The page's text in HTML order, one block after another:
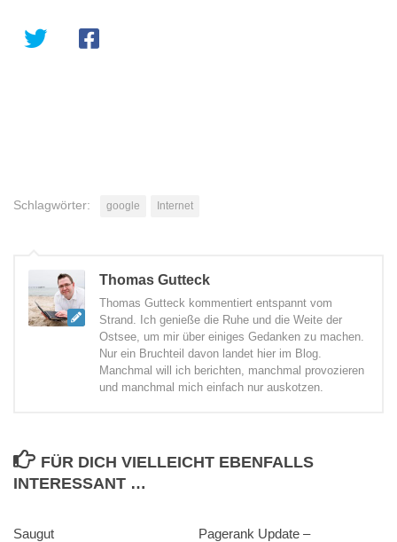
Schlagwörter: google Internet
Thomas Gutteck
Thomas Gutteck kommentiert entspannt vom
Strand. Ich genieße die Ruhe und die Weite der
Ostsee, um mir über einiges Gedanken zu machen.
Nur ein Bruchteil davon landet hier im Blog.
Manchmal will ich berichten, manchmal provozieren
und manchmal mich einfach nur auskotzen.
FÜR DICH VIELLEICHT EBENFALLS
INTERESSANT …
Saugut
Pagerank Update –